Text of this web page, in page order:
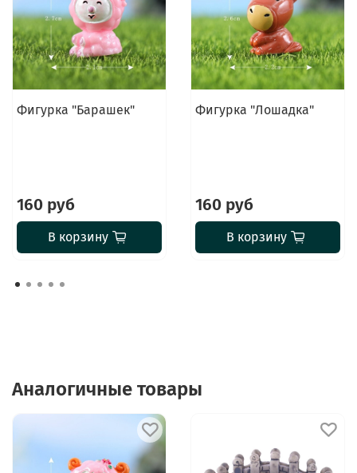
Фигурка "Барашек"
160 руб
В корзину
Фигурка "Лошадка"
160 руб
В корзину
Аналогичные товары